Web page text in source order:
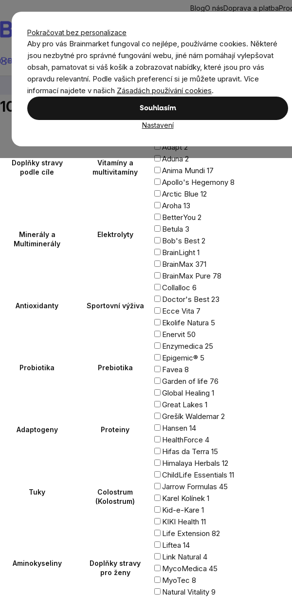
Pokračovat bez personalizace
Aby pro vás Brainmarket fungoval co nejlépe, používáme cookies. Některé
jsou nezbytné pro správné fungování webu, jiné nám pomáhají vylepšovat
obsah, pamatovat si váš košík a zobrazovat nabídky, které jsou pro vás
opravdu relevantní. Podle vašich preferencí si je můžete upravit. Více
informací najdete v našich Zásadách používání cookies.
Souhlasím
Nastavení
obsah
BlogO násDoprava a platba
Hledat
BrainMax® Léto Ušetři CíleDoplňky stravy a výživaNovinkyMužiŽenyDěti
Doplňky stravy a výživa 100 tablet
100 tablet
Doplňky stravy
podle cíle
Vitamíny a
multivitamíny
Minerály a
Multiminerály
Elektrolyty
Antioxidanty Sportovní výživa
Probiotika Prebiotika
Adaptogeny Proteiny
Tuky
Colostrum
(Kolostrum)
Aminokyseliny
Doplňky stravy
pro ženy
Postranní
panel
13Kč5999
Na skladě
Adapt2
Aduna2
Anima Mundi 17
Apollo's Hegemony 8
Arctic Blue 12
Aroha 13
BetterYou 2
Betula 3
Bob's Best 2
BrainLight 1
BrainMax 371
BrainMax Pure 78
Collalloc 6
Doctor's Best 23
Ecce Vita 7
Ekolife Natura 5
Enervit 50
Enzymedica 25
Epigemic® 5
Favea 8
Garden of life 76
Global Healing 1
Great Lakes 1
Grešík Waldemar 2
Hansen 14
HealthForce 4
Hifas da Terra 15
Himalaya Herbals 12
ChildLife Essentials 11
Jarrow Formulas 45
Karel Kolínek 1
Kid-e-Kare 1
KIKI Health 11
Life Extension 82
Liftea 14
Link Natural 4
MycoMedica 45
MyoTec 8
Natural Vitality 9